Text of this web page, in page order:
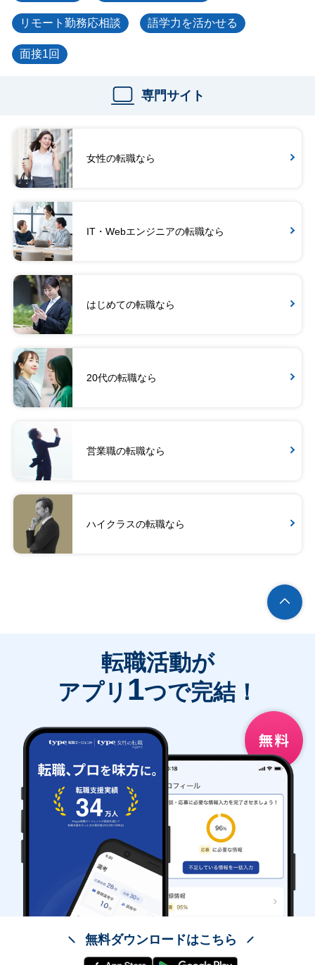
リモート勤務応相談 語学力を活かせる
面接1回
専門サイト
女性の転職なら
IT・Webエンジニアの転職なら
はじめての転職なら
20代の転職なら
営業職の転職なら
ハイクラスの転職なら
転職活動が
アプリ 1つで完結！
無料ダウンロードはこちら